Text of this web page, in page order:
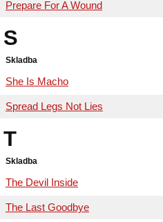
Prepare For A Wound
S
Skladba
She Is Macho
Spread Legs Not Lies
T
Skladba
The Devil Inside
The Last Goodbye